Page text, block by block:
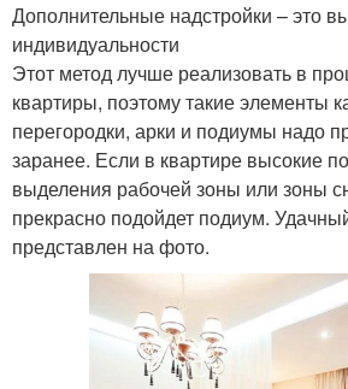
Дополнительные надстройки – это
индивидуальности
Этот метод лучше реализовать в
квартиры, поэтому такие элементы
перегородки, арки и подиумы надо
заранее. Если в квартире высокие
выделения рабочей зоны или зоны
прекрасно подойдет подиум.
представлен на фото.